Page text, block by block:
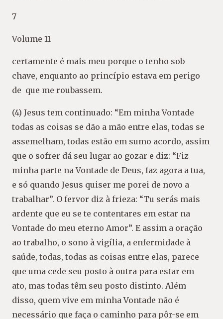
7
Volume 11
certamente é mais meu porque o tenho sob
chave, enquanto ao princípio estava em perigo
de que me roubassem.
(4) Jesus tem continuado: “Em minha Vontade
todas as coisas se dão a mão entre elas, todas se
assemelham, todas estão em sumo acordo, assim
que o sofrer dá seu lugar ao gozar e diz: “Fiz
minha parte na Vontade de Deus, faz agora a tua,
e só quando Jesus quiser me porei de novo a
trabalhar”. O fervor diz à frieza: “Tu serás mais
ardente que eu se te contentares em estar na
Vontade do meu eterno Amor”. E assim a oração
ao trabalho, o sono à vigília, a enfermidade à
saúde, todas, todas as coisas entre elas, parece
que uma cede seu posto à outra para estar em
ato, mas todas têm seu posto distinto. Além
disso, quem vive em minha Vontade não é
necessário que faça o caminho para pôr-se em